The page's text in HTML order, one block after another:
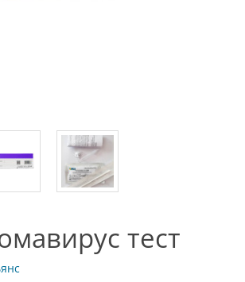
тест